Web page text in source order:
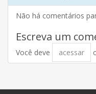
Não há comentários
Escreva um
Você deve acessar